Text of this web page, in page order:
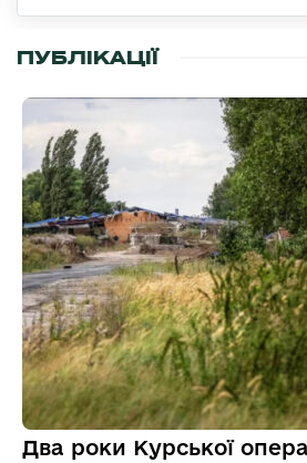
ПУБЛІКАЦІЇ
Два роки Курської